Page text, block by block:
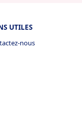
Nordisk
novo-
UTILES
nous